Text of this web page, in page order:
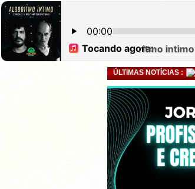
ÚLTIMAS NOTÍCIAS :